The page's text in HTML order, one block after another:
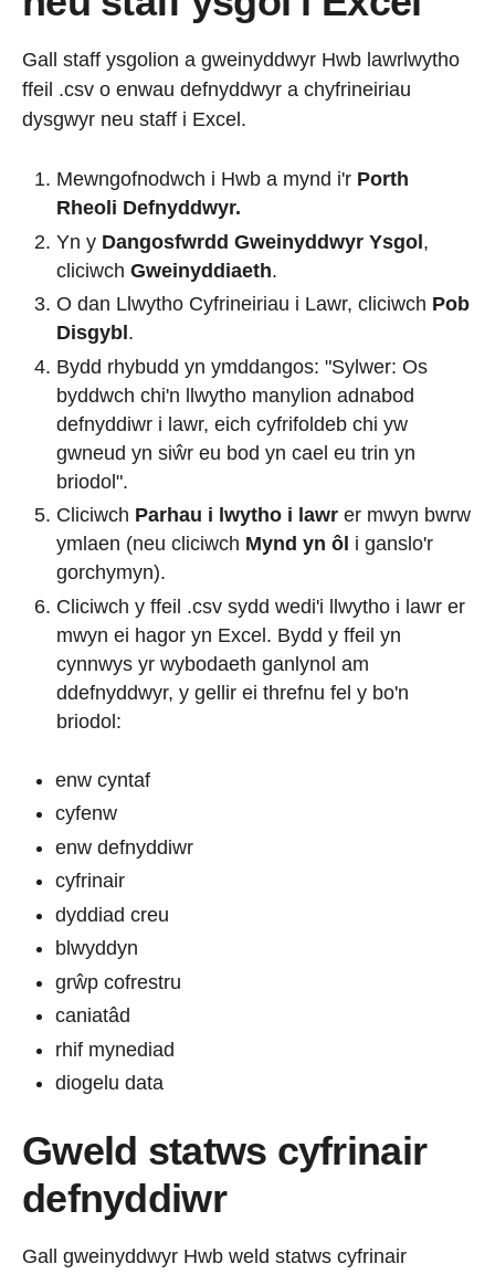
Gall staff ysgolion a gweinyddwyr Hwb lawrlwytho
ffeil .csv o enwau defnyddwyr a chyfrineiriau
dysgwyr neu staff i Excel.
Mewngofnodwch i Hwb a mynd i'r Porth
Rheoli Defnyddwyr.
Yn y Dangosfwrdd Gweinyddwyr Ysgol,
cliciwch Gweinyddiaeth.
O dan Llwytho Cyfrineiriau i Lawr, cliciwch Pob
Disgybl .
Bydd rhybudd yn ymddangos: "Sylwer: Os
byddwch chi'n llwytho manylion adnabod
defnyddiwr i lawr, eich cyfrifoldeb chi yw
gwneud yn siŵr eu bod yn cael eu trin yn
briodol".
Cliciwch Parhau i lwytho i lawr er mwyn bwrw
ymlaen (neu cliciwch Mynd yn ôl i ganslo'r
gorchymyn).
Cliciwch y ffeil .csv sydd wedi'i llwytho i lawr er
mwyn ei hagor yn Excel. Bydd y ffeil yn
cynnwys yr wybodaeth ganlynol am
ddefnyddwyr, y gellir ei threfnu fel y bo'n
briodol:
enw cyntaf
cyfenw
enw defnyddiwr
cyfrinair
dyddiad creu
blwyddyn
grŵp cofrestru
caniatâd
rhif mynediad
diogelu data
Gweld statws cyfrinair
defnyddiwr
Gall gweinyddwyr Hwb weld statws cyfrinair